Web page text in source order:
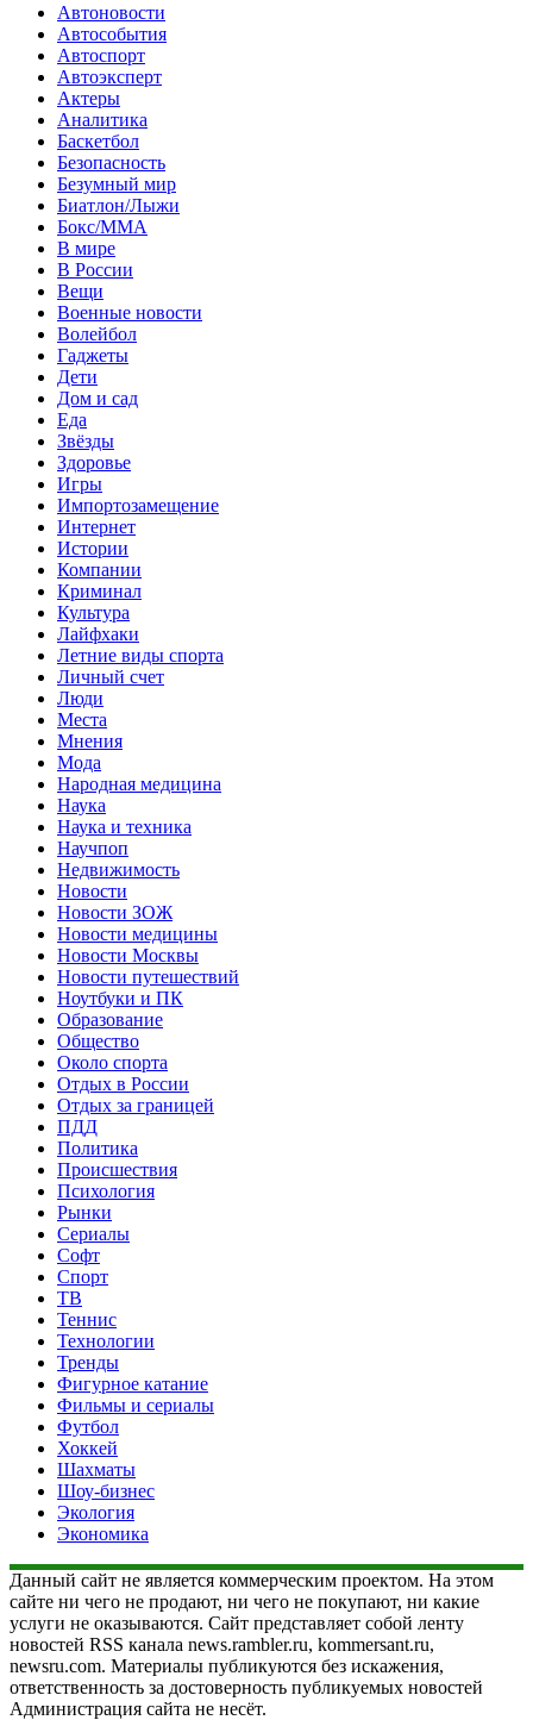
Автоновости
Автособытия
Автоспорт
Автоэксперт
Актеры
Аналитика
Баскетбол
Безопасность
Безумный мир
Биатлон/Лыжи
Бокс/MMA
В мире
В России
Вещи
Военные новости
Волейбол
Гаджеты
Дети
Дом и сад
Еда
Звёзды
Здоровье
Игры
Импортозамещение
Интернет
Истории
Компании
Криминал
Культура
Лайфхаки
Летние виды спорта
Личный счет
Люди
Места
Мнения
Мода
Народная медицина
Наука
Наука и техника
Научпоп
Недвижимость
Новости
Новости ЗОЖ
Новости медицины
Новости Москвы
Новости путешествий
Ноутбуки и ПК
Образование
Общество
Около спорта
Отдых в России
Отдых за границей
ПДД
Политика
Происшествия
Психология
Рынки
Сериалы
Софт
Спорт
ТВ
Теннис
Технологии
Тренды
Фигурное катание
Фильмы и сериалы
Футбол
Хоккей
Шахматы
Шоу-бизнес
Экология
Экономика
Данный сайт не является коммерческим проектом. На этом
сайте ни чего не продают, ни чего не покупают, ни какие
услуги не оказываются. Сайт представляет собой ленту
новостей RSS канала news.rambler.ru, kommersant.ru,
newsru.com. Материалы публикуются без искажения,
ответственность за достоверность публикуемых новостей
Администрация сайта не несёт.